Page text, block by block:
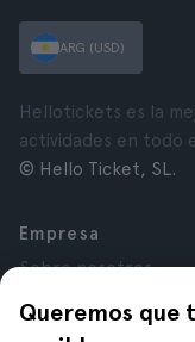
Queremos que
ARG (USD)
Hellotickets es la
actividades en todo
© Hello Ticket, SL.
Empresa
Sobre nosotros
Afiliados